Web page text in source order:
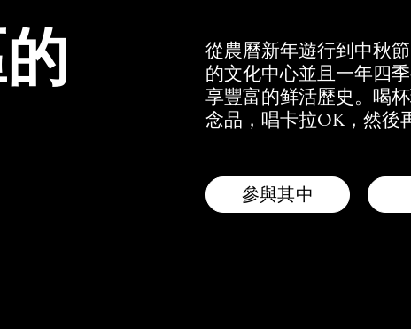
從農曆新年遊行到中秋
的文化中心並且一年四
享豐富的鲜活歷史。喝
念品，唱卡拉OK，然後
參與其中